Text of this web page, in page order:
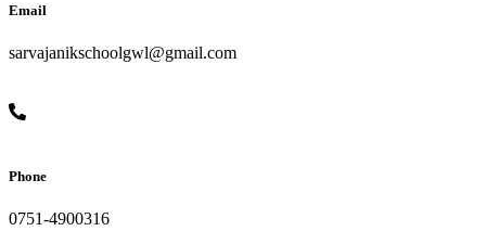
Email
sarvajanikschoolgwl@gmail.com
Phone
0751-4900316